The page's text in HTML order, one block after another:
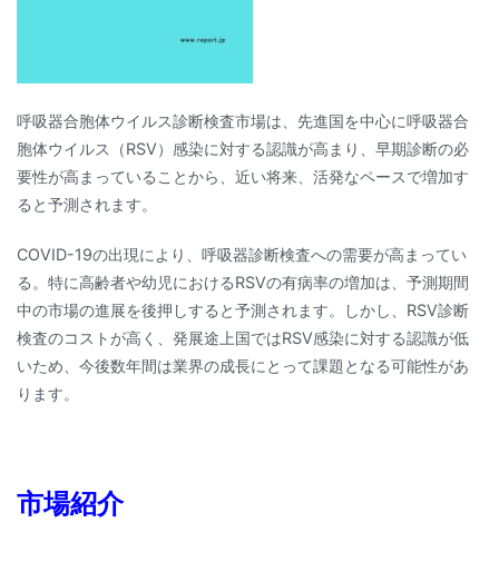
呼吸器合胞体ウイルス診断検査市場は、先進国を中心に呼吸器合
胞体ウイルス（RSV）感染に対する認識が高まり、早期診断の必
要性が高まっていることから、近い将来、活発なペースで増加す
ると予測されます。
COVID-19の出現により、呼吸器診断検査への需要が高まってい
る。特に高齢者や幼児におけるRSVの有病率の増加は、予測期間
中の市場の進展を後押しすると予測されます。しかし、RSV診断
検査のコストが高く、発展途上国ではRSV感染に対する認識が低
いため、今後数年間は業界の成長にとって課題となる可能性があ
ります。
市場紹介